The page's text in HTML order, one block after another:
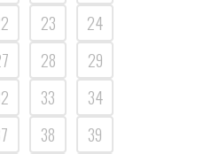
23
24
28
29
33
34
38
39